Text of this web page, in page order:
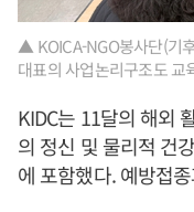
▲ KOICA-NGO봉사단(기
대표의 사업논리구조도 교
KIDC는 11달의 해외
의 정신 및 물리적 건
에 포함했다. 예방접